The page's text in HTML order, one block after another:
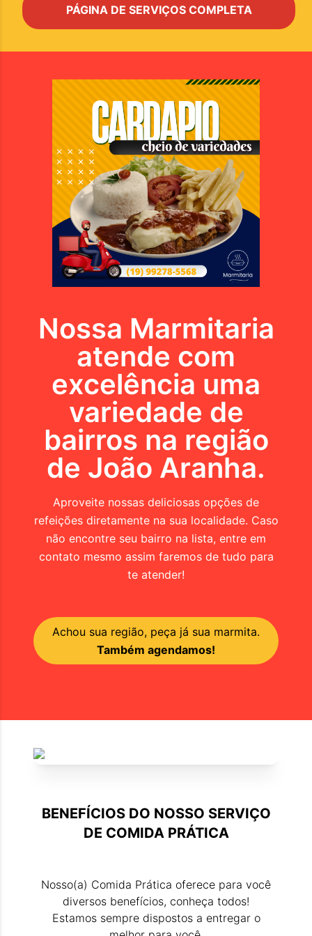
PÁGINA DE SERVIÇOS COMPLETA
Nossa Marmitaria
atende com
excelência uma
variedade de
bairros na região
de João Aranha.
Aproveite nossas deliciosas opções de
refeições diretamente na sua localidade. Caso
não encontre seu bairro na lista, entre em
contato mesmo assim faremos de tudo para
te atender!
Achou sua região, peça já sua marmita.
Também agendamos!
BENEFÍCIOS DO NOSSO SERVIÇO
DE COMIDA PRÁTICA
Nosso(a) Comida Prática oferece para você
diversos benefícios, conheça todos!
Estamos sempre dispostos a entregar o